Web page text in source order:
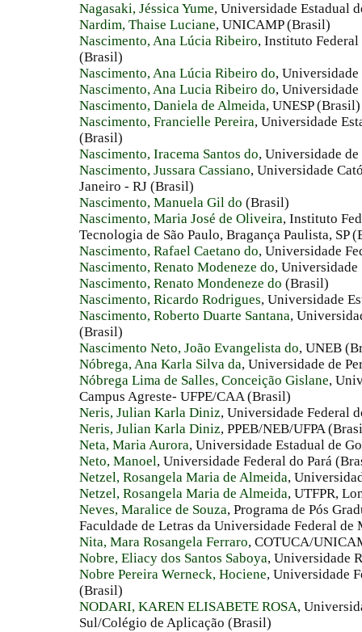
Nagasaki, Jéssica Yume, Universidade Estadual
Nardim, Thaise Luciane, UNICAMP (Brasil)
Nascimento, Ana Lúcia Ribeiro, Instituto
(Brasil)
Nascimento, Ana Lúcia Ribeiro do,
Nascimento, Ana Lucia Ribeiro do,
Nascimento, Daniela de Almeida, UNESP (Brasil)
Nascimento, Francielle Pereira, Universidade
(Brasil)
Nascimento, Iracema Santos do, Universidade
Nascimento, Jussara Cassiano, Universidade
Janeiro - RJ (Brasil)
Nascimento, Manuela Gil do (Brasil)
Nascimento, Maria José de Oliveira, Instituto
Tecnologia de São Paulo, Bragança Paulista, SP
Nascimento, Rafael Caetano do, Universidade
Nascimento, Renato Modeneze do, Universidade
Nascimento, Renato Mondeneze do (Brasil)
Nascimento, Ricardo Rodrigues, Universidade
Nascimento, Roberto Duarte Santana,
(Brasil)
Nascimento Neto, João Evangelista do, UNEB
Nóbrega, Ana Karla Silva da, Universidade de
Nóbrega Lima de Salles, Conceição Gislane,
Campus Agreste- UFPE/CAA (Brasil)
Neris, Julian Karla Diniz, Universidade Federal
Neris, Julian Karla Diniz, PPEB/NEB/UFPA
Neta, Maria Aurora, Universidade Estadual de
Neto, Manoel, Universidade Federal do Pará
Netzel, Rosangela Maria de Almeida,
Netzel, Rosangela Maria de Almeida, UTFPR,
Neves, Maralice de Souza, Programa de Pós
Faculdade de Letras da Universidade Federal
Nita, Mara Rosangela Ferraro, COTUCA/
Nobre, Eliacy dos Santos Saboya, Universidade
Nobre Pereira Werneck, Hociene, Universidade
(Brasil)
NODARI, KAREN ELISABETE ROSA,
Sul/Colégio de Aplicação (Brasil)